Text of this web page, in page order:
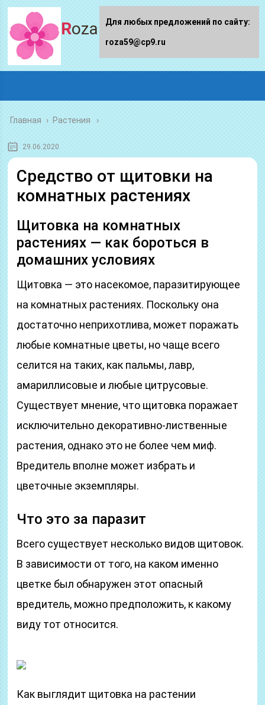
Roza59.ru
Главная › Растения
29.06.2020
Средство от щитовки на
комнатных растениях
Щитовка на комнатных
растениях — как бороться в
домашних условиях
Щитовка — это насекомое, паразитирующее
на комнатных растениях. Поскольку она
достаточно неприхотлива, может поражать
любые комнатные цветы, но чаще всего
селится на таких, как пальмы, лавр,
амариллисовые и любые цитрусовые.
Существует мнение, что щитовка поражает
исключительно декоративно-лиственные
растения, однако это не более чем миф.
Вредитель вполне может избрать и
цветочные экземпляры.
Что это за паразит
Всего существует несколько видов щитовок.
В зависимости от того, на каком именно
цветке был обнаружен этот опасный
вредитель, можно предположить, к какому
виду тот относится.
Как выглядит щитовка на растении
Для любых предложений по сайту:
roza59@cp9.ru